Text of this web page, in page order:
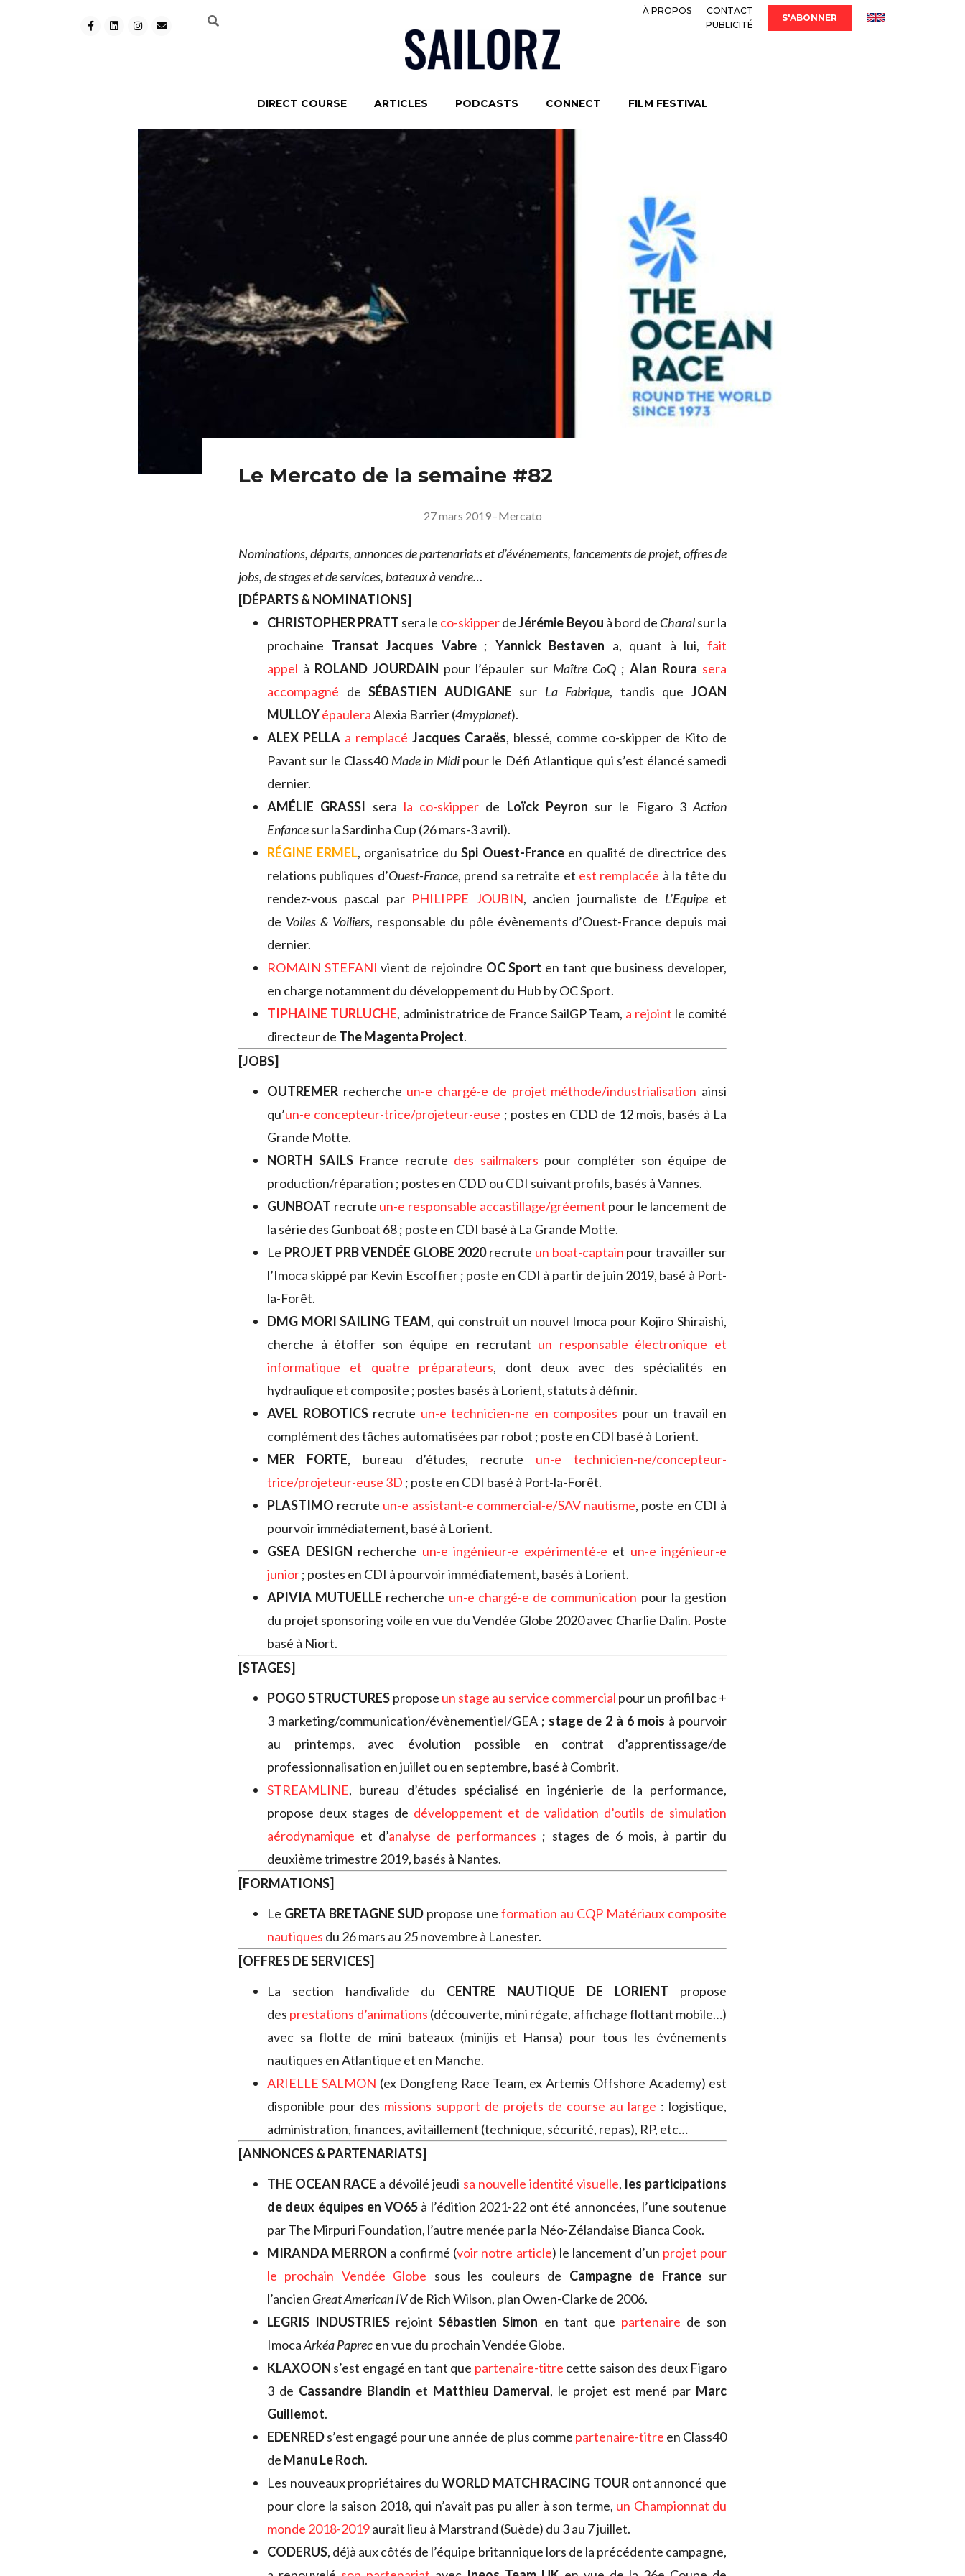
À PROPOS
CONTACT
PUBLICITÉ
S'ABONNER
DIRECT COURSE ARTICLES PODCASTS CONNECT FILM FESTIVAL
Le Mercato de la semaine #82
27 mars 2019–Mercato
Nominations, départs, annonces de partenariats et d’événements, lancements de projet, offres de
jobs, de stages et de services, bateaux à vendre…
[DÉPARTS & NOMINATIONS]
CHRISTOPHER PRATT sera le co-skipperdeJérémie Beyou à bord de Charalsur la
prochaine Transat Jacques Vabre ; Yannick Bestaven a, quant à lui,fait
appel à ROLAND JOURDAIN pour l’épauler sur Maître CoQ ; Alan Roura sera
accompagné deSÉBASTIEN AUDIGANE sur La Fabrique, tandis queJOAN
MULLOYépauleraAlexia Barrier (4myplanet).
ALEX PELLA a remplacé Jacques Caraës, blessé, comme co-skipper de Kito de
Pavant sur le Class40 Made in Midipour le Défi Atlantique qui s’est élancé samedi
dernier.
AMÉLIE GRASSI sera la co-skipper de Loïck Peyron sur le Figaro 3 Action
Enfancesur la Sardinha Cup (26 mars-3 avril).
RÉGINE ERMEL, organisatrice du Spi Ouest-Franceen qualité de directrice des
relations publiques d’Ouest-France, prend sa retraite et est remplacée à la tête du
rendez-vous pascal par PHILIPPE JOUBIN, ancien journaliste de L’Equipeet
de Voiles & Voiliers, responsable du pôle évènements d’Ouest-France depuis mai
dernier.
ROMAIN STEFANI vient de rejoindre OC Sport en tant que business developer,
en charge notamment du développement du Hub by OC Sport.
TIPHAINE TURLUCHE, administratrice de France SailGP Team, a rejoint le comité
directeur de The Magenta Project.
[JOBS]
OUTREMER recherche un-e chargé-e de projet méthode/industrialisation ainsi
qu’un-e concepteur-trice/projeteur-euse ; postes en CDD de 12 mois, basés à La
Grande Motte.
NORTH SAILSFrance recrute des sailmakers pour compléter son équipe de
production/réparation ; postes en CDD ou CDI suivant profils, basés à Vannes.
GUNBOAT recrute un-e responsable accastillage/gréement pour le lancement de
la série des Gunboat 68 ; poste en CDI basé à La Grande Motte.
Le PROJET PRB VENDÉE GLOBE 2020recrute un boat-captain pour travailler sur
l’Imoca skippé par Kevin Escoffier ; poste en CDI à partir de juin 2019, basé à Port-
la-Forêt.
DMG MORI SAILING TEAM, qui construit un nouvel Imoca pour Kojiro Shiraishi,
cherche à étoffer son équipe en recrutant un responsable électronique et
informatique et quatre préparateurs, dont deux avec des spécialités en
hydraulique et composite ; postes basés à Lorient, statuts à définir.
AVEL ROBOTICSrecrute un-e technicien-ne en composites pour un travail en
complément des tâches automatisées par robot ; poste en CDI basé à Lorient.
MER FORTE, bureau d’études, recrute un-e technicien-ne/concepteur-
trice/projeteur-euse 3D ; poste en CDI basé à Port-la-Forêt.
PLASTIMO recrute un-e assistant-e commercial-e/SAV nautisme, poste en CDI à
pourvoir immédiatement, basé à Lorient.
GSEA DESIGN recherche un-e ingénieur-e expérimenté-e et un-e ingénieur-e
junior; postes en CDI à pourvoir immédiatement, basés à Lorient.
APIVIA MUTUELLE recherche un-e chargé-e de communication pour la gestion
du projet sponsoring voile en vue du Vendée Globe 2020 avec Charlie Dalin. Poste
basé à Niort.
[STAGES]
POGO STRUCTURES propose un stage au service commercial pour un profil bac +
3 marketing/communication/évènementiel/GEA ; stage de 2 à 6 mois à pourvoir
au printemps, avec évolution possible en contrat d’apprentissage/de
professionnalisation en juillet ou en septembre, basé à Combrit.
STREAMLINE, bureau d’études spécialisé en ingénierie de la performance,
propose deux stages de développement et de validation d’outils de simulation
aérodynamique et d’analyse de performances ; stages de 6 mois, à partir du
deuxième trimestre 2019, basés à Nantes.
[FORMATIONS]
Le GRETA BRETAGNE SUD propose une formation au CQP Matériaux composite
nautiques du 26 mars au 25 novembre à Lanester.
[OFFRES DE SERVICES]
La section handivalide du CENTRE NAUTIQUE DE LORIENT propose
des prestations d’animations (découverte, mini régate, affichage flottant mobile…)
avec sa flotte de mini bateaux (minijis et Hansa) pour tous les événements
nautiques en Atlantique et en Manche.
ARIELLE SALMON (ex Dongfeng Race Team, ex Artemis Offshore Academy) est
disponible pour des missions support de projets de course au large : logistique,
administration, finances, avitaillement (technique, sécurité, repas), RP, etc…
[ANNONCES & PARTENARIATS]
THE OCEAN RACE a dévoilé jeudi sa nouvelle identité visuelle, les participations
de deux équipes en VO65 à l’édition 2021-22 ont été annoncées, l’une soutenue
par The Mirpuri Foundation, l’autre menée par la Néo-Zélandaise Bianca Cook.
MIRANDA MERRON a confirmé (voir notre article) le lancement d’un projet pour
le prochain Vendée Globe sous les couleurs de Campagne de Francesur
l’ancien Great American IVde Rich Wilson, plan Owen-Clarke de 2006.
LEGRIS INDUSTRIES rejointSébastien Simon en tant que partenaire de son
ImocaArkéa Paprecen vue du prochain Vendée Globe.
KLAXOON s’est engagé en tant que partenaire-titre cette saison des deux Figaro
3 de Cassandre Blandin et Matthieu Damerval, le projet est mené par Marc
Guillemot.
EDENREDs’est engagé pour une année de plus comme partenaire-titre en Class40
de Manu Le Roch.
Les nouveaux propriétaires du WORLD MATCH RACING TOURont annoncé que
pour clore la saison 2018, qui n’avait pas pu aller à son terme, un Championnat du
monde 2018-2019aurait lieu à Marstrand (Suède) du 3 au 7 juillet.
CODERUS, déjà aux côtés de l’équipe britannique lors de la précédente campagne,